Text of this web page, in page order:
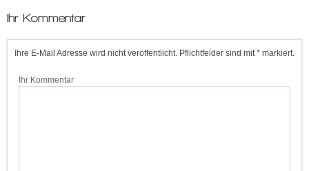
Ihr Kommentar
Ihre E-Mail Adresse wird nicht veröffentlicht. Pflichtfelder sind mit * markiert.
Ihr Kommentar